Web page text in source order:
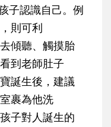
認識自己。例
則可利
聽、觸摸胎
到老師肚子
生後，建議
裹為他洗
對人誕生的